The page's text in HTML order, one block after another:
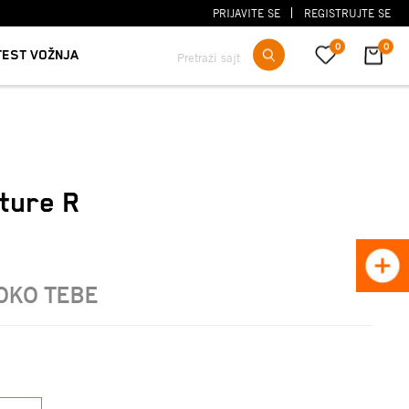
PRIJAVITE SE REGISTRUJTE SE
VOŽNJA Pretraži sajt
0
0
R
TEBE